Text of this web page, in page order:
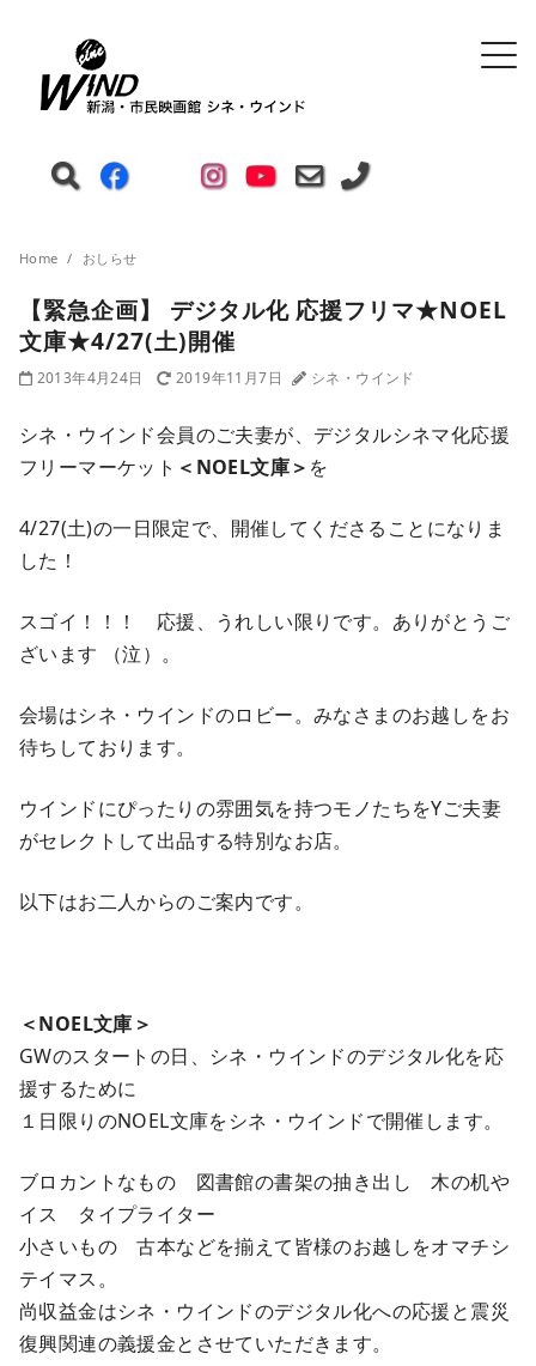
Home おしらせ
【緊急企画】 デジタル化 応援フリマ★NOEL
文庫★4/27(土)開催
2013年4月24日 2019年11月7日 シネ・ウインド
シネ・ウインド会員のご夫妻が、デジタルシネマ化応援
フリーマーケット ＜NOEL文庫＞ を
4/27(土)の一日限定で、開催してくださることになりま
した！
スゴイ！！！ 応援、うれしい限りです。ありがとうご
ざいます （泣）。
会場はシネ・ウインドのロビー。みなさまのお越しをお
待ちしております。
ウインドにぴったりの雰囲気を持つモノたちをYご夫妻
がセレクトして出品する特別なお店。
以下はお二人からのご案内です。
＜NOEL文庫＞
GWのスタートの日、シネ・ウインドのデジタル化を応
援するために
１日限りのNOEL文庫をシネ・ウインドで開催します。
ブロカントなもの 図書館の書架の抽き出し 木の机や
イス タイプライター
小さいもの 古本などを揃えて皆様のお越しをオマチシ
テイマス。
尚収益金はシネ・ウインドのデジタル化への応援と震災
復興関連の義援金とさせていただきます。